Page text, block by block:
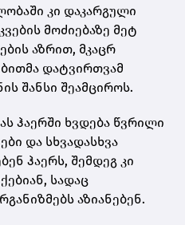
კი დაკარგული
მოძიებაზე მეტ
აზრით, მკაცრ
დატვირთვამ
შანსი შეამციროს.
ჰაერში ხვდება წვრილი
და სხვადასხვა
ჰაერს, შემდეგ კი
სადაც
აზიანებენ.